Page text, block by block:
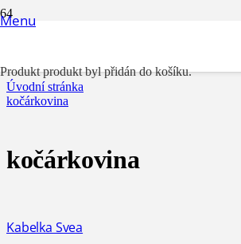
Menu
Produktprodukt byl přidán do košíku.
Úvodní stránka
kočárkovina
kočárkovina
Kabelka Svea